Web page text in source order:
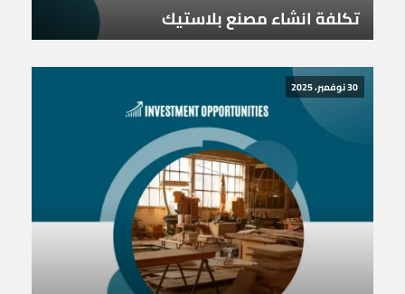
تكلفة انشاء مصنع بلاستيك
30 نوفمبر، 2025